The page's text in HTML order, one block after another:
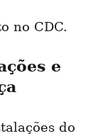
no CDC.
e
do